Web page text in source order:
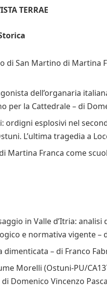
TERRAE
San Martino di Martina
dell’organaria
per la Cattedrale – di
ordigni esplosivi nel
L’ultima tragedia a
Martina Franca come
in Valle d’Itria:
e normativa vigente –
– di Franco
Morelli (Ostuni-PU/
Domenico Vincenzo